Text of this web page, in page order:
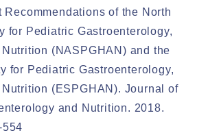
of the North
for Pediatric Gastroenterology,
(NASPGHAN) and the
for Pediatric Gastroenterology,
(ESPGHAN). Journal of
and Nutrition. 2018.
554